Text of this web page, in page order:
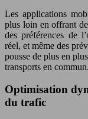
Les applications
plus loin en offrant
des préférences de
réel, et même des
pousse de plus en
transports en commun.
Optimisation
du trafic